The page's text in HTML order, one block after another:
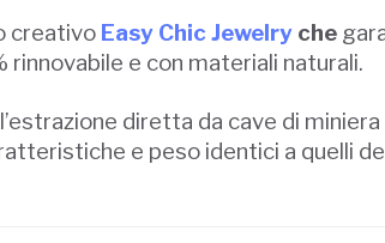
creativo Easy Chic Jewelry che
e con materiali naturali.
diretta da cave di
e peso identici a quelli